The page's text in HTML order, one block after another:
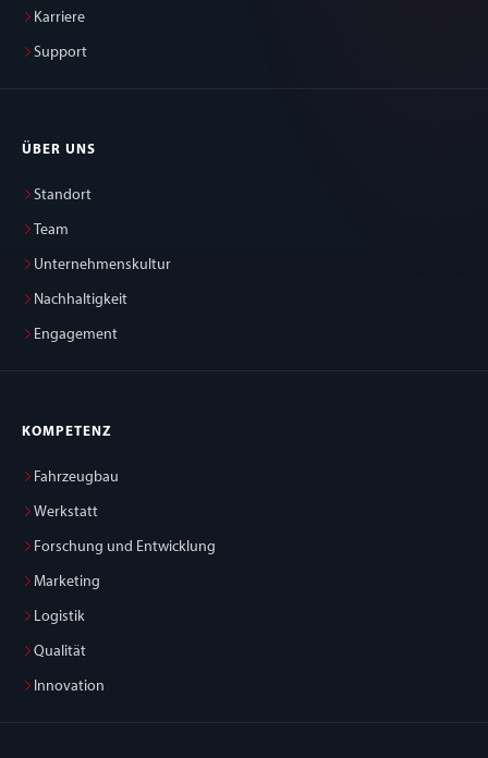
Karriere
Support
ÜBER UNS
Standort
Team
Unternehmenskultur
Nachhaltigkeit
Engagement
KOMPETENZ
Fahrzeugbau
Werkstatt
Forschung und Entwicklung
Marketing
Logistik
Qualität
Innovation